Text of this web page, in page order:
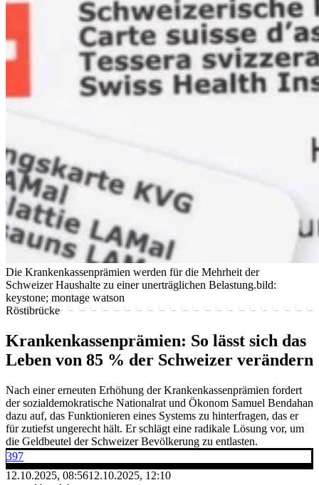
Die Krankenkassenprämien werden für die Mehrheit der
Schweizer Haushalte zu einer unerträglichen Belastung.bild:
keystone; montage watson
Röstibrücke
Krankenkassenprämien: So lässt sich das
Leben von 85 % der Schweizer verändern
Nach einer erneuten Erhöhung der Krankenkassenprämien fordert
der sozialdemokratische Nationalrat und Ökonom Samuel Bendahan
dazu auf, das Funktionieren eines Systems zu hinterfragen, das er
für zutiefst ungerecht hält. Er schlägt eine radikale Lösung vor, um
die Geldbeutel der Schweizer Bevölkerung zu entlasten.
397
12.10.2025, 08:5612.10.2025, 12:10